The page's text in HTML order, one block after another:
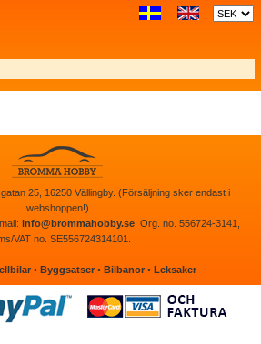
25, 16250 Vällingby. (Försäljning sker endast i
webshoppen!)
info@brommahobby.se. Org. no. 556724-3141,
VAT no. SE556724314101.
• Byggsatser• Bilbanor• Leksaker